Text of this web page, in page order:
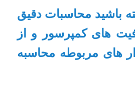
باشید محاسبات دقیق
های کمپرسور و از
های مربوطه محاسبه